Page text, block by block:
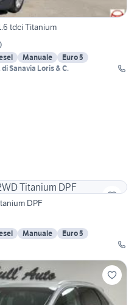
tdci Titanium
)
Manuale
Euro 5
di Sanavia Loris & C.
DPF
Manuale
Euro 5